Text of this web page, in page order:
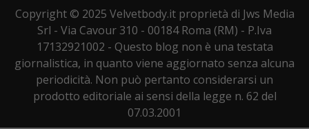
Copyright © 2025 Velvetbody.it proprietà di Jws Media
Srl - Via Cavour 310 - 00184 Roma (RM) - P.Iva
17132921002 - Questo blog non è una testata
giornalistica, in quanto viene aggiornato senza alcuna
periodicità. Non può pertanto considerarsi un
prodotto editoriale ai sensi della legge n. 62 del
07.03.2001